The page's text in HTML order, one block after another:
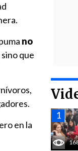
no
sino que
en la